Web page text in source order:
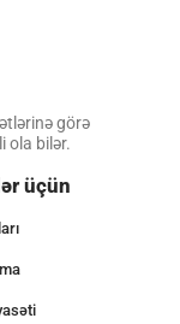
görə
ola bilər.
üçün